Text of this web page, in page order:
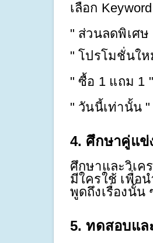
เลือก
" ส่วนลดพิเศษ
" โปรโมชั่นให
" ซื้อ 1 แถม 1 "
" วันนี้เท่านั้น "
4. ศึกษาคู่แข่
ศึกษาและวิเค
มีใครใช้ เพื่อ
พูดถึงเรื่องนั้น
5. ทดสอบแล